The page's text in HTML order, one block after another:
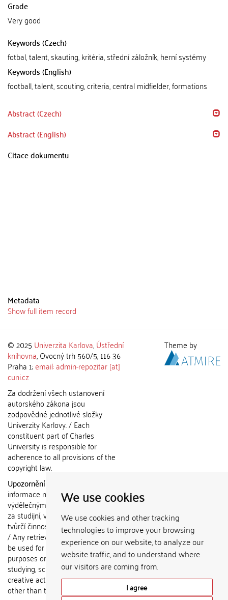
We use cookies
We use cookies and other tracking
technologies to improve your browsing
experience on our website, to analyze our
website traffic, and to understand where
our visitors are coming from.
I agree
Grade
Very good
Keywords (Czech)
fotbal, talent, skauting, kritéria, střední záložník, herní systémy
Keywords (English)
football, talent, scouting, criteria, central midfielder, formations
Abstract (Czech)
Abstract (English)
Citace dokumentu
Metadata
Show full item record
© 2025 Univerzita Karlova,Ústřední
knihovna, Ovocný trh 560/5, 116 36
Praha 1;email: admin-repozitar [at]
cuni.cz
Za dodržení všech ustanovení
autorského zákona jsou
zodpovědné jednotlivé složky
Univerzity Karlovy. / Each
constituent part of Charles
University is responsible for
adherence to all provisions of the
copyright law.
Upozornění / Notice:
informace nemohou být použity k
výdělečným účelům nebo vydávány
za studijní, vědeckou nebo jinou
tvůrčí činnost jiné osoby než autora.
/ Any retrieved information shall not
be used for any commercial
purposes or claimed as results of
studying, scientific or any other
creative activities of any person
other than the author.
Theme by